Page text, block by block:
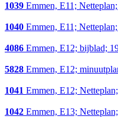
1039 Emmen, E11;
1040 Emmen, E11;
4086 Emmen, E12; bijblad;
5828 Emmen, E12;
1041 Emmen, E12;
1042 Emmen, E13;